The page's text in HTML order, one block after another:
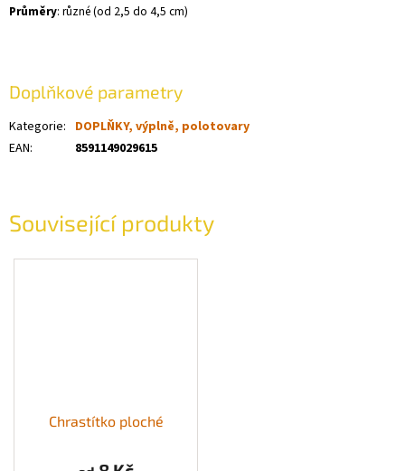
Související produkty
Chrastítko ploché
Průměry: různé (od 2,5 do 4,5 cm)
Doplňkové parametry
Kategorie: DOPLŇKY, výplně, polotovary
EAN: 8591149029615